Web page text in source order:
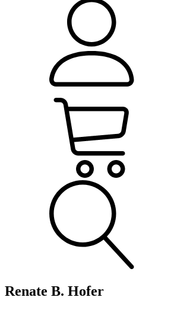
Renate B. Hofer